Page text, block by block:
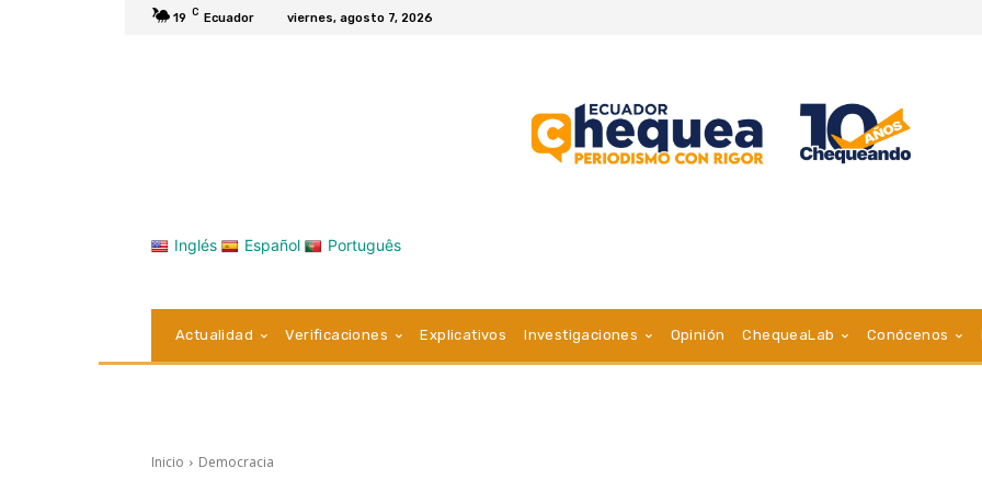
19 C Ecuador viernes, agosto 7, 2026
Inglés Español Português
Actualidad Verificaciones Explicativos Investigaciones Opinión ChequeaLab Conócenos
Inicio Democracia